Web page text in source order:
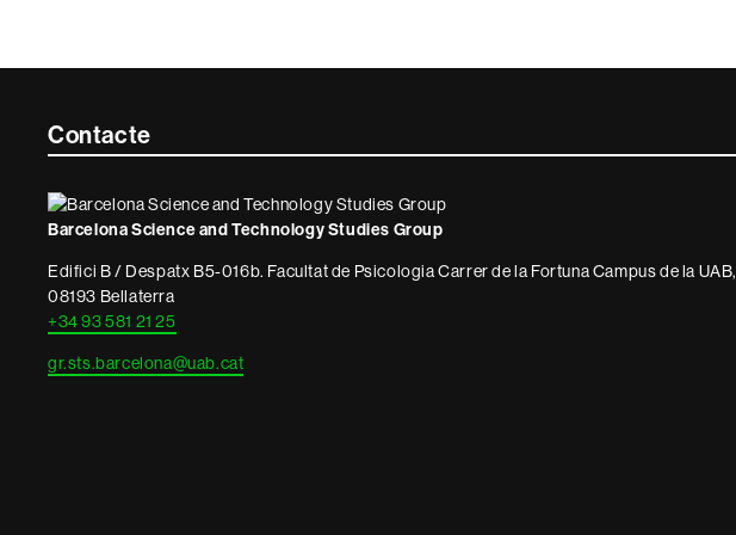
Contacte
informació
legal
Contacte
Barcelona Science and Technology Studies Group
Edifici B / Despatx B5-016b. Facultat de Psicologia Carrer de la Fortuna Campus de la UAB,
08193 Bellaterra
+34 93 581 21 25
gr.sts.barcelona@uab.cat